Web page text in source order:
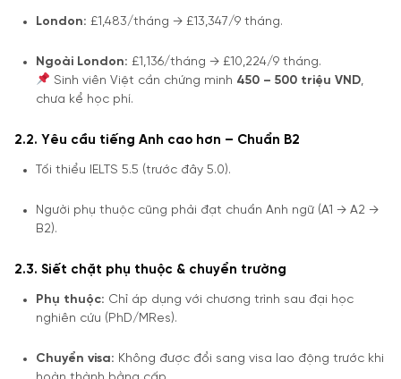
London: £1,483/tháng → £13,347/9 tháng.
Ngoài London: £1,136/tháng → £10,224/9 tháng.
Sinh viên Việt cần chứng minh 450 – 500 triệu VND,
chưa kể học phí.
2.2. Yêu cầu tiếng Anh cao hơn – Chuẩn B2
Tối thiểu IELTS 5.5 (trước đây 5.0).
Người phụ thuộc cũng phải đạt chuẩn Anh ngữ (A1 → A2 →
B2).
2.3. Siết chặt phụ thuộc & chuyển trường
Phụ thuộc: Chỉ áp dụng với chương trình sau đại học
nghiên cứu (PhD/MRes).
Chuyển visa: Không được đổi sang visa lao động trước khi